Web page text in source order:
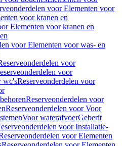
voor Elementen voor
voor kranen en
Elementen voor kranen en
voor Elementen voor was- en
voor
voor
wc'sReserveonderdelen voor
Reserveonderdelen voor
Reserveonderdelen voor Voor
Voor waterafvoerGeberit
voor Installatie-
voor Elementen